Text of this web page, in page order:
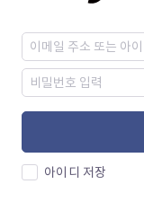
아이디 저장